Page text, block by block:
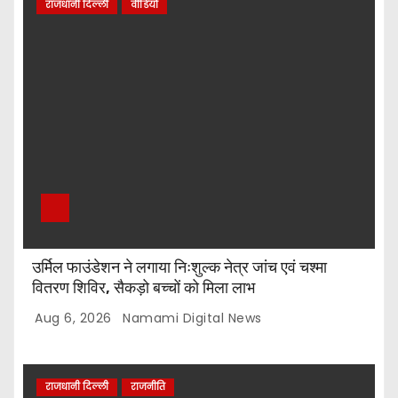
राजधानी दिल्ली वीडियो
उर्मिल फाउंडेशन ने लगाया निःशुल्क नेत्र जांच एवं चश्मा
वितरण शिविर, सैकड़ो बच्चों को मिला लाभ
Aug 6, 2026 Namami Digital News
राजधानी दिल्ली राजनीति